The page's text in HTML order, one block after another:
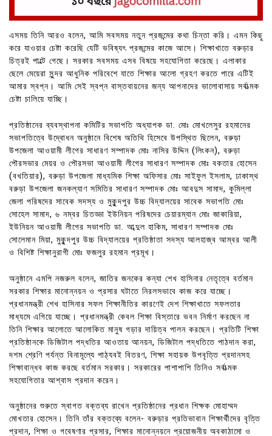
এসময় তিনি আরও বলেন, আমি সবসময় নতুন প্রজন্মের কথা চিন্তা করি। এমন কিছু
করে যাওয়ার চেষ্টা করেছি যেটি ভবিষ্যৎ প্রজন্মের কাজে আসে। শিক্ষাখাতে বরুড়ার
চিত্রই পাল্টে গেছে। সরকার সবসময় এসব বিষয়ে সহযোগিতা করেছে। এলাকার
ছেলে মেয়েরা সুন্দর আধুনিক পরিবেশে যাতে শিক্ষার আলো গ্রহণ করতে পারে এটিই
আমার স্বপ্ন। আমি সেই স্বপ্ন বাস্তবায়নের জন্য আপনাদের ভালোবাসায় সর্বাত্মক
চেষ্টা চালিয়ে যাচ্ছি।
প্রতিষ্ঠানের ব্যবস্থাপনা কমিটির সভাপতি অধ্যাপক ডা. মোঃ মোখলেসুর রহমানের
সভাপতিত্বে উদ্বোধন অনুষ্ঠানে বিশেষ অতিথি হিসেবে উপস্থিত ছিলেন, বরুড়া
উপজেলা আওয়ামী লীগের সাধারণ সম্পাদক মোঃ নাসির উদ্দিন (লিংকন), বরুড়া
পৌরসভার মেয়র ও পৌরসভা আওয়ামী লীগের সাধারণ সম্পাদক মোঃ বকতার হোসেন
(বখতিয়ার), বরুড়া উপজেলা মাধ্যমিক শিক্ষা অফিসার মোঃ সাইফুল ইসলাম, ঢাকাস্থ
বরুড়া উপজেলা জনকল্যাণ সমিতির সাধারণ সম্পাদক মোঃ আবদুস সামাদ, কুমিল্লা
জেলা পরিষদের সাবেক সদস্য ও মুকুন্দপুর উচ্চ বিদ্যালয়ের সাবেক সভাপতি মোঃ
সোহেল সামাদ, ৬ নম্বর চিতড্ডা ইউনিয়ন পরিষদের চেয়ারম্যান মোঃ জাকারিয়া,
ইউনিয়ন আওয়ামী লীগের সভাপতি ডা. আব্দুল হাকিম, সাধারণ সম্পাদক মোঃ
সোলেমান মিয়া, মুকুন্দপুর উচ্চ বিদ্যালয়ের প্রতিষ্ঠাতা সদস্য আলহাজ্ব আম্বর আলী
ও বিশিষ্ট শিক্ষানুরাগী মোঃ ফজলুর রহমান প্রমূখ।
অনুষ্ঠানে এমপি নজরুল বলেন, জাতির জনকের কন্যা শেখ হাসিনার নেতৃত্বে বর্তমান
সরকার শিক্ষার মানোন্নয়ন ও প্রসার ঘটাতে নিরলসভাবে কাজ করে যাচ্ছে।
প্রধানমন্ত্রী শেখ হাসিনার সফল শিক্ষানীতির কারণেই দেশ শিক্ষাখাতে সফলতার
মাধ্যমে এগিয়ে যাচ্ছে। প্রধানমন্ত্রী কেবল শিক্ষা বিস্তারে ভবন নির্মাণ করছেন না
তিনি শিক্ষার আলোতে আলোকিত মানুষ গড়ার দায়িত্ব পালন করছেন। প্রতিটি শিক্ষা
প্রতিষ্ঠানকে ডিজিটাল পদ্ধতির আওতায় আনয়ন, ডিজিটাল পদ্ধতিতে পাঠদান করা,
দশম শ্রেণি পর্যন্ত বিনামূল্যে পাঠ্যবই বিতরণ, শিক্ষা সহায়ক উপবৃত্তি প্রদানসহ
শিক্ষাবান্ধব কাজ করছে বর্তমান সরকার। সরকারের পাশাপাশি তিনিও সর্বাত্মক
সহযোগিতার আশ্বাস প্রদান করেন।
অনুষ্ঠানের শুরুতে স্বাগত বক্তব্য রাখেন প্রতিষ্ঠানের প্রধান শিক্ষক মোহাম্মদ
মোখতার হোসেন। তিনি তাঁর বক্তব্যে বলেন- বরুড়ার প্রতিভাবান শিক্ষার্থীদের বৃত্তি
প্রদান, শিক্ষা ও গবেষণার প্রসার, শিক্ষার মানোন্নয়নে প্রয়োজনীয় অবকাঠামো ও